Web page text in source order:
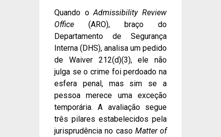
Quando oAdmissibility Review
Office (ARO), braço do
Departamento de Segurança
Interna (DHS), analisa um pedido
de Waiver 212(d)(3), ele não
julga se o crime foi perdoado na
esfera penal, mas sim se a
pessoa merece uma exceção
temporária. A avaliação segue
três pilares estabelecidos pela
jurisprudência no caso Matter of